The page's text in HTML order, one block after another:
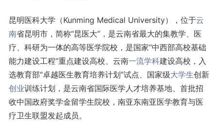
昆明医科大学（Kunming Medical University），位于云
南省昆明市，简称“昆医大”，是云南省最大的集教学、医
疗、科研为一体的高等医学院校，是国家“中西部高校基础
能力建设工程”重点建设高校、云南一流学科建设高校，入
选教育部“卓越医生教育培养计划”试点、国家级大学生创新
创业训练计划，是云南省国际医学人才培养基地、首批招
收中国政府奖学金留学生院校，南亚东南亚医学教育与医
疗卫生联盟发起成员。